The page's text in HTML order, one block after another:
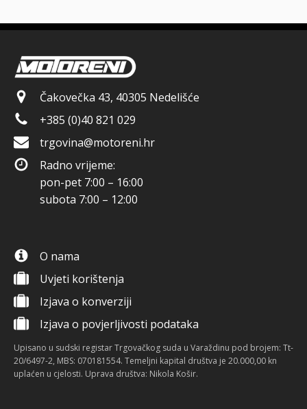
Čakovečka 43, 40305 Nedelišće
+385 (0)40 821 029
trgovina@motoreni.hr
Radno vrijeme:
pon-pet 7:00 – 16:00
subota 7:00 – 12:00
O nama
Uvjeti korištenja
Izjava o konverziji
Izjava o povjerljivosti podataka
Upisano u sudski registar Trgovačkog suda u Varaždinu pod brojem: Tt-
20/6497-2, MBS: 070181554. Temeljni kapital društva je 20.000,00 kn
uplaćen u cjelosti. Uprava društva: Nikola Košir.